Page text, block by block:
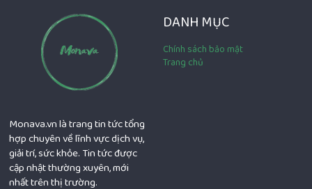
Monava.vn là trang tin tức tổng
hợp chuyên về lĩnh vực dịch vụ,
giải trí, sức khỏe. Tin tức được
cập nhật thường xuyên, mới
nhất trên thị trường.
DANH MỤC
Chính sách bảo mật
Trang chủ